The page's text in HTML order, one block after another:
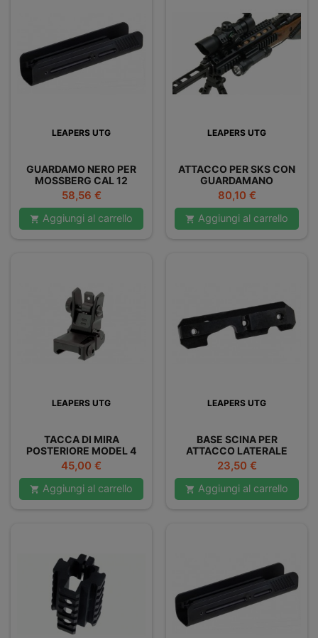
LEAPERS UTG
GUARDAMO NERO PER
MOSSBERG CAL 12
Prezzo
58,56 €
 Aggiungi al carrello
LEAPERS UTG
ATTACCO PER SKS CON
GUARDAMANO
Prezzo
80,10 €
 Aggiungi al carrello
LEAPERS UTG
TACCA DI MIRA
POSTERIORE MODEL 4
FLIP UP LOW PROFILE -
PICATINNY
Prezzo
45,00 €
 Aggiungi al carrello
LEAPERS UTG
BASE SCINA PER
ATTACCO LATERALE
AK47
Prezzo
23,50 €
 Aggiungi al carrello